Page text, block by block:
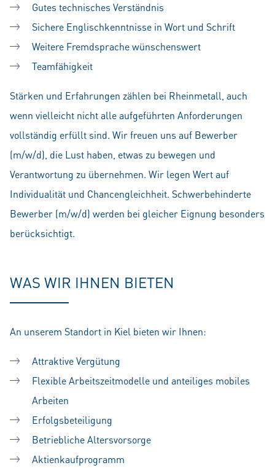
Gutes technisches Verständnis
Sichere Englischkenntnisse in Wort und Schrift
Weitere Fremdsprache wünschenswert
Teamfähigkeit
Stärken und Erfahrungen zählen bei Rheinmetall, auch
wenn vielleicht nicht alle aufgeführten Anforderungen
vollständig erfüllt sind. Wir freuen uns auf Bewerber
(m/w/d), die Lust haben, etwas zu bewegen und
Verantwortung zu übernehmen. Wir legen Wert auf
Individualität und Chancengleichheit. Schwerbehinderte
Bewerber (m/w/d) werden bei gleicher Eignung besonders
berücksichtigt.
WAS WIR IHNEN BIETEN
An unserem Standort in Kiel bieten wir Ihnen:
Attraktive Vergütung
Flexible Arbeitszeitmodelle und anteiliges mobiles
Arbeiten
Erfolgsbeteiligung
Betriebliche Altersvorsorge
Aktienkaufprogramm